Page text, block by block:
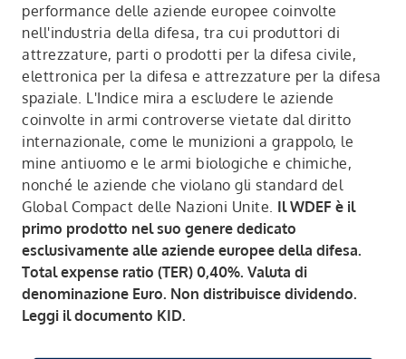
performance delle aziende europee coinvolte
nell'industria della difesa, tra cui produttori di
attrezzature, parti o prodotti per la difesa civile,
elettronica per la difesa e attrezzature per la difesa
spaziale. L'Indice mira a escludere le aziende
coinvolte in armi controverse vietate dal diritto
internazionale, come le munizioni a grappolo, le
mine antiuomo e le armi biologiche e chimiche,
nonché le aziende che violano gli standard del
Global Compact delle Nazioni Unite. Il WDEF è il
primo prodotto nel suo genere dedicato
esclusivamente alle aziende europee della difesa.
Total expense ratio (TER) 0,40%. Valuta di
denominazione Euro. Non distribuisce dividendo.
Leggi il documento KID.